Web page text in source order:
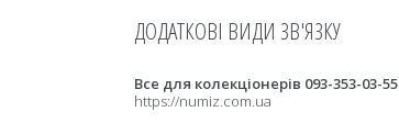
Все для колекціонерів 093-353-03-55
https://numiz.com.ua